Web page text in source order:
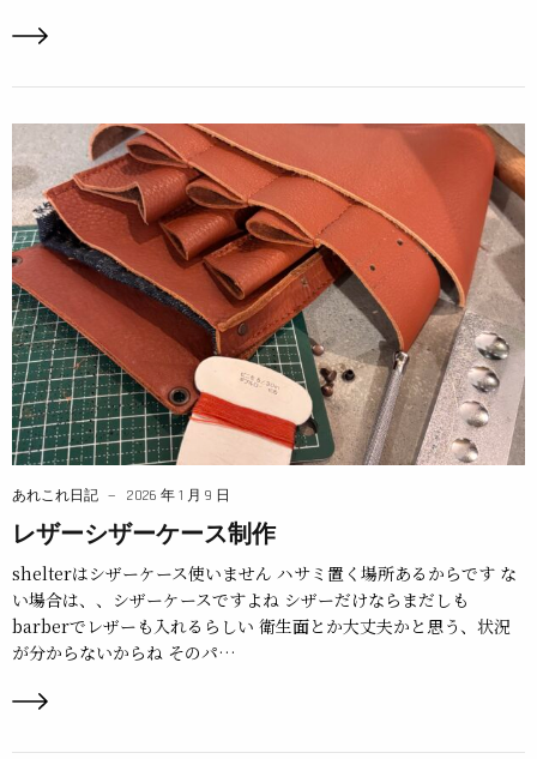
あれこれ日記 2026 年 1 月 9 日
レザーシザーケース制作
shelterはシザーケース使いません ハサミ置く場所あるからです な
い場合は、、シザーケースですよね シザーだけならまだしも
barberでレザーも入れるらしい 衛生面とか大丈夫かと思う、状況
が分からないからね そのパ…